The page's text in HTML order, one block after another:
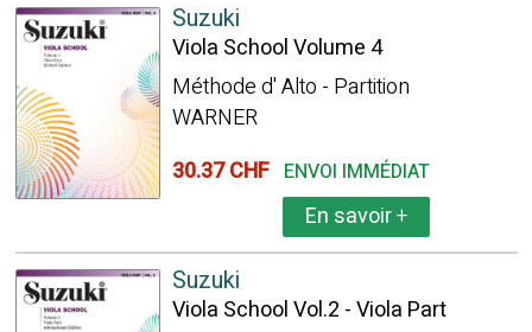
Suzuki
Viola School Volume 4
Méthode d' Alto - Partition
WARNER
30.37 CHF ENVOI IMMÉDIAT
En savoir+
Suzuki
Viola School Vol.2 - Viola Part